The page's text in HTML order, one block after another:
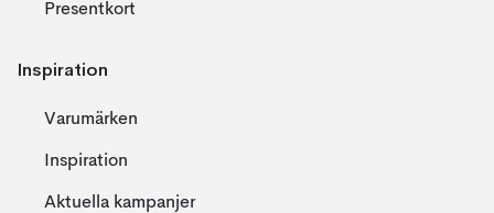
Presentkort
Inspiration
Varumärken
Inspiration
Aktuella kampanjer